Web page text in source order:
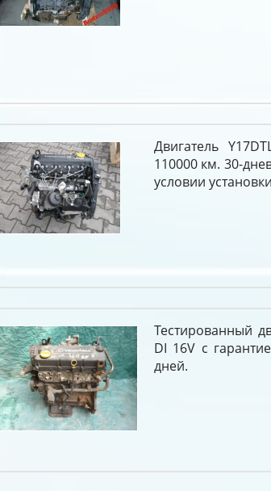
Двигатель
110000 км. 30-
условии
Тестированный
DI 16V c
дней.